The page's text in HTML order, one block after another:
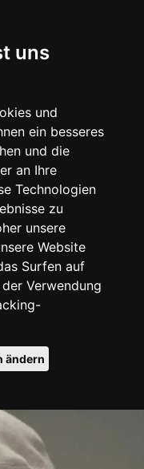
uns
und
ein besseres
und die
an Ihre
Technologien
zu
unsere
Website
Surfen auf
Verwendung
ändern